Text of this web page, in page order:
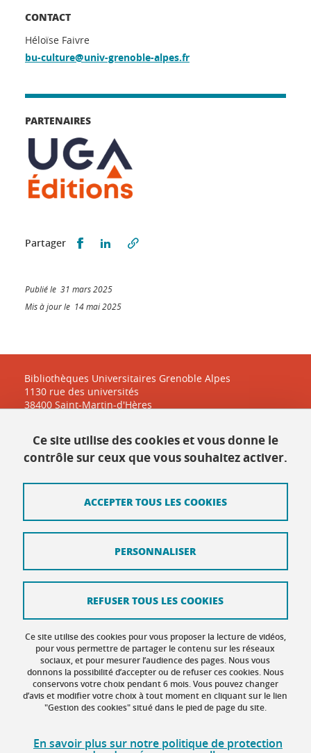
CONTACT
Héloïse Faivre
bu-culture@univ-grenoble-alpes.fr
PARTENAIRES
Partager Partager sur Facebook
Partager sur LinkedIn
Publié le 31 mars 2025
Mis à jour le 14 mai 2025
Bibliothèques Universitaires Grenoble Alpes
1130 rue des universités
38400 Saint-Martin-d'Hères
Contact
Plan du site
Mentions légales
Données personnelles
Intranet DGD BAPSO - réseau doc
Gestion des cookies
Accessibilité : non conforme
Ce site utilise des cookies et vous donne le
contrôle sur ceux que vous souhaitez activer.
Ce site utilise des cookies pour vous proposer la lecture de vidéos,
pour vous permettre de partager le contenu sur les réseaux
sociaux, et pour mesurer l’audience des pages. Nous vous
donnons la possibilité d’accepter ou de refuser ces cookies. Nous
conservons votre choix pendant 6 mois. Vous pouvez changer
d’avis et modifier votre choix à tout moment en cliquant sur le lien
"Gestion des cookies" situé dans le pied de page du site.
En savoir plus sur notre politique de protection
ACCEPTER TOUS LES COOKIES
REFUSER TOUS LES COOKIES
PERSONNALISER